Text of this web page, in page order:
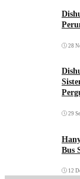
28
29
Bus
12